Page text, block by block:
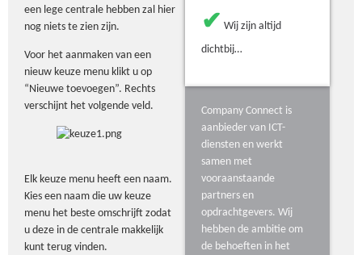
een lege centrale hebben zal hier
nog niets te zien zijn.
Voor het aanmaken van een
nieuw keuze menu klikt u op
“Nieuwe toevoegen”. Rechts
verschijnt het volgende veld.
Elk keuze menu heeft een naam.
Kies een naam die uw keuze
menu het beste omschrijft zodat
u deze in de centrale makkelijk
kunt terug vinden.
✔ Wij zijn altijd
dichtbij…
Company Connect is
aanbieder van ICT-
diensten en werkt
samen met
vooraanstaande
partners en
opdrachtgevers. Wij
hebben de ambitie om
de behoeften in het